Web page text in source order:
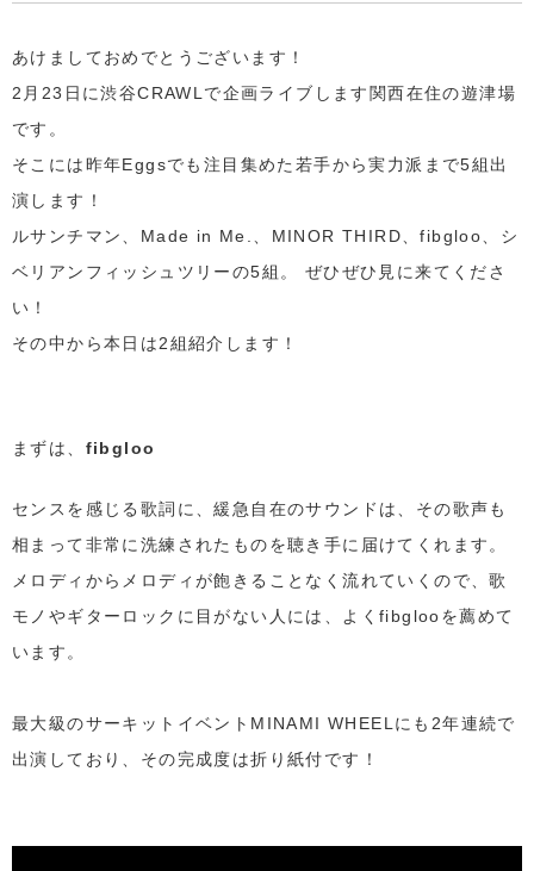
あけましておめでとうございます！
2月23日に渋谷CRAWLで企画ライブします関西在住の遊津場
です。
そこには昨年Eggsでも注目集めた若手から実力派まで5組出
演します！
ルサンチマン、Made in Me.、MINOR THIRD、fibgloo、シ
ベリアンフィッシュツリーの5組。 ぜひぜひ見に来てくださ
い！
その中から本日は2組紹介します！
まずは、 fibgloo
センスを感じる歌詞に、緩急自在のサウンドは、その歌声も
相まって非常に洗練されたものを聴き手に届けてくれます。
メロディからメロディが飽きることなく流れていくので、歌
モノやギターロックに目がない人には、よくfibglooを薦めて
います。
最大級のサーキットイベントMINAMI WHEELにも2年連続で
出演しており、その完成度は折り紙付です！